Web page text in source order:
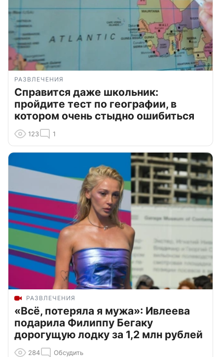
РАЗВЛЕЧЕНИЯ
Справится даже школьник:
пройдите тест по географии, в
котором очень стыдно ошибиться
123 1
РАЗВЛЕЧЕНИЯ
«Всё, потеряла я мужа»: Ивлеева
подарила Филиппу Бегаку
дорогущую лодку за 1,2 млн рублей
284 Обсудить